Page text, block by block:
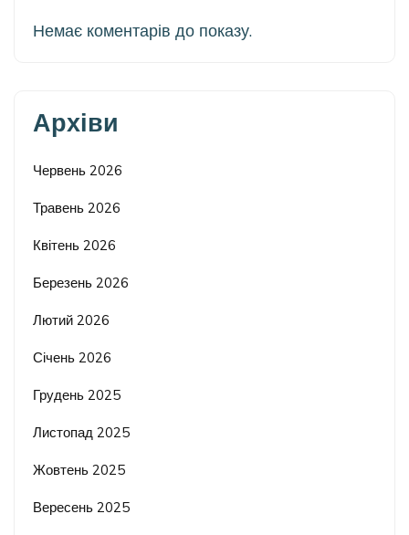
Немає коментарів до показу.
Архіви
Червень 2026
Травень 2026
Квітень 2026
Березень 2026
Лютий 2026
Січень 2026
Грудень 2025
Листопад 2025
Жовтень 2025
Вересень 2025